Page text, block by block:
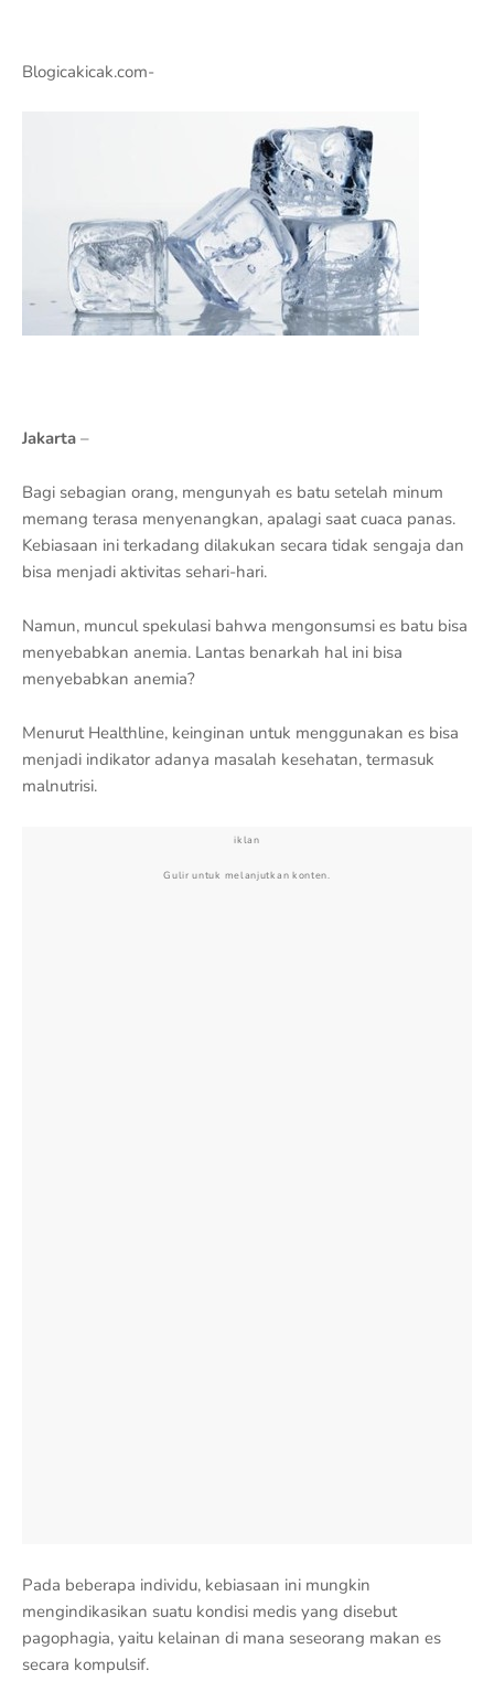
Blogicakicak.com-
Jakarta –
Bagi sebagian orang, mengunyah es batu setelah minum
memang terasa menyenangkan, apalagi saat cuaca panas.
Kebiasaan ini terkadang dilakukan secara tidak sengaja dan
bisa menjadi aktivitas sehari-hari.
Namun, muncul spekulasi bahwa mengonsumsi es batu bisa
menyebabkan anemia. Lantas benarkah hal ini bisa
menyebabkan anemia?
Menurut Healthline, keinginan untuk menggunakan es bisa
menjadi indikator adanya masalah kesehatan, termasuk
malnutrisi.
iklan
Gulir untuk melanjutkan konten.
Pada beberapa individu, kebiasaan ini mungkin
mengindikasikan suatu kondisi medis yang disebut
pagophagia, yaitu kelainan di mana seseorang makan es
secara kompulsif.